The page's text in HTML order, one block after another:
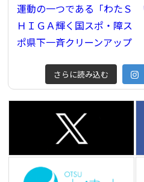
さらに読み込む